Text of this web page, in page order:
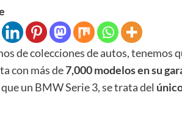
de colecciones de autos, tenemos
con más de7,000 modelos en su
un BMW Serie 3, se trata del